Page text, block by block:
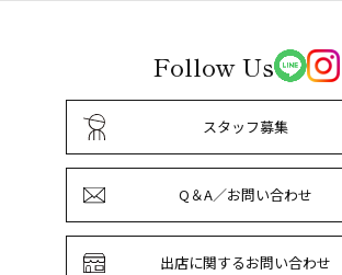
Follow Us
スタッフ募集
Q＆A／お問い合わせ
出店に関するお問い合わせ